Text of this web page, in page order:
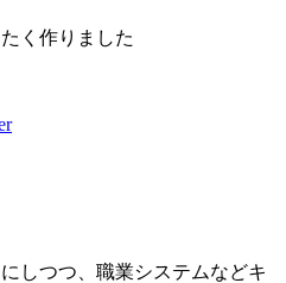
く作りました
しつつ、職業システムなどキ